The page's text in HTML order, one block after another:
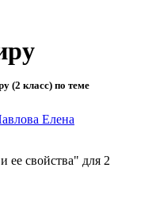
(2 класс) по теме
Елена
ее свойства" для 2